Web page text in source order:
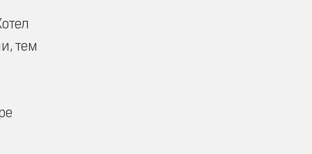
тем